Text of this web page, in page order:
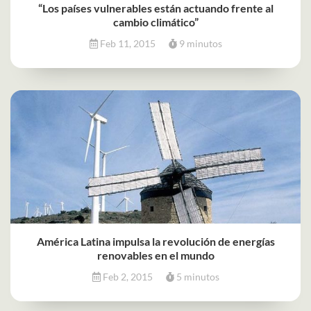
“Los países vulnerables están actuando frente al
cambio climático”
Feb 11, 2015 9 minutos
América Latina impulsa la revolución de energías
renovables en el mundo
Feb 2, 2015 5 minutos